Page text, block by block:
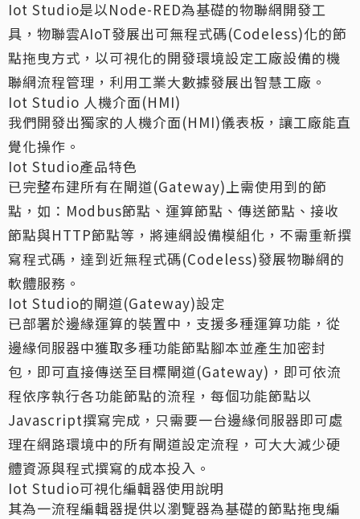
Iot Studio是以Node-RED為基礎的物聯網開發工
具，物聯雲AIoT發展出可無程式碼(Codeless)化的節
點拖曳方式，以可視化的開發環境設定工廠設備的機
聯網流程管理，利用工業大數據發展出智慧工廠。
Iot Studio 人機介面(HMI)
我們開發出獨家的人機介面(HMI)儀表板，讓工廠能直
覺化操作。
Iot Studio產品特色
已完整布建所有在閘道(Gateway)上需使用到的節
點，如：Modbus節點、運算節點、傳送節點、接收
節點與HTTP節點等，將連網設備模組化，不需重新撰
寫程式碼，達到近無程式碼(Codeless)發展物聯網的
軟體服務。
Iot Studio的閘道(Gateway)設定
已部署於邊緣運算的裝置中，支援多種運算功能，從
邊緣伺服器中獲取多種功能節點腳本並產生加密封
包，即可直接傳送至目標閘道(Gateway)，即可依流
程依序執行各功能節點的流程，每個功能節點以
Javascript撰寫完成，只需要一台邊緣伺服器即可處
理在網路環境中的所有閘道設定流程，可大大減少硬
體資源與程式撰寫的成本投入。
Iot Studio可視化編輯器使用說明
其為一流程編輯器提供以瀏覽器為基礎的節點拖曳編